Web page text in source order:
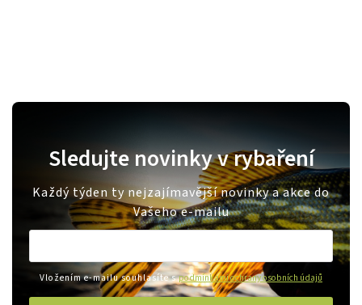
Sledujte novinky v rybaření
Každý týden ty nejzajímavější novinky a akce do
Vašeho e-mailu
Vložením e-mailu souhlasíte spodmínkami ochrany osobních údajů